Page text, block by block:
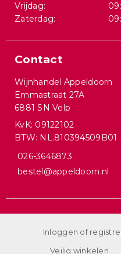
Vrijdag:
Zaterdag:
Contact
Wijnhandel Appeldoorn
Emmastraat 27A
6881 SN Velp
KvK: 09122102
BTW: NL.810394509B01
026-3646873
bestel@appeldoorn.nl
Inloggen of
Veilig winkelen